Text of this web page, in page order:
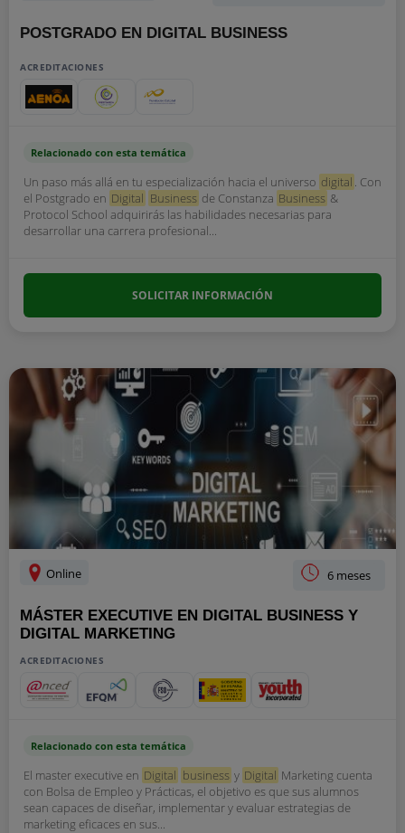
POSTGRADO EN DIGITAL BUSINESS
ACREDITACIONES
Relacionado con esta temática
Un paso más allá en tu especialización hacia el universo digital . Con
el Postgrado en Digital Business de Constanza Business &
Protocol School adquirirás las habilidades necesarias para
desarrollar una carrera profesional...
SOLICITAR INFORMACIÓN
Online 6 meses
MÁSTER EXECUTIVE EN DIGITAL BUSINESS Y
DIGITAL MARKETING
ACREDITACIONES
Relacionado con esta temática
El master executive en Digital business y Digital Marketing cuenta
con Bolsa de Empleo y Prácticas, el objetivo es que sus alumnos
sean capaces de diseñar, implementar y evaluar estrategias de
marketing eficaces en sus...